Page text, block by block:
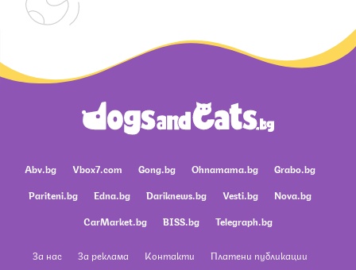
Abv.bg Vbox7.com Gong.bg Ohnamama.bg
Grabo.bg
Pariteni.bg
Edna.bg Dariknews.bg Vesti.bg
Nova.bg
CarMarket.bg
BISS.bg Telegraph.bg
За нас За реклама Контакти Платени публикации